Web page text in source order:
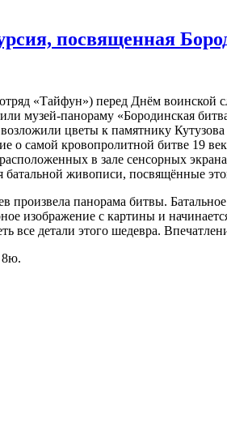
посвященная
«Тайфун») перед Днём воинской
музей-панораму «Бородинская
цветы к памятнику
о самой кровопролитной битве 19
в зале сенсорных
батальной живописи, посвящённые
произвела панорама битвы.
изображение с картины и
все детали этого шедевра.
8ю.